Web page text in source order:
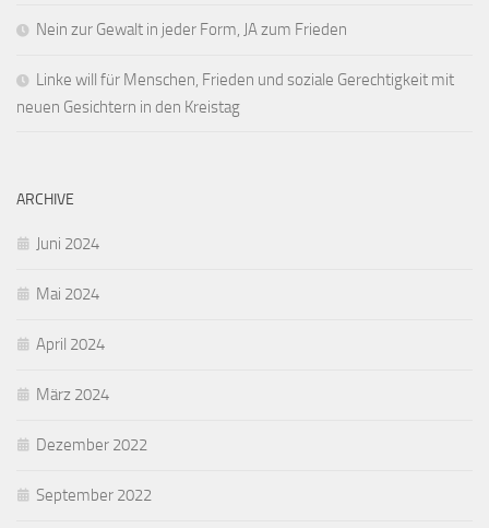
Nein zur Gewalt in jeder Form, JA zum Frieden
Linke will für Menschen, Frieden und soziale Gerechtigkeit mit
neuen Gesichtern in den Kreistag
ARCHIVE
Juni 2024
Mai 2024
April 2024
März 2024
Dezember 2022
September 2022